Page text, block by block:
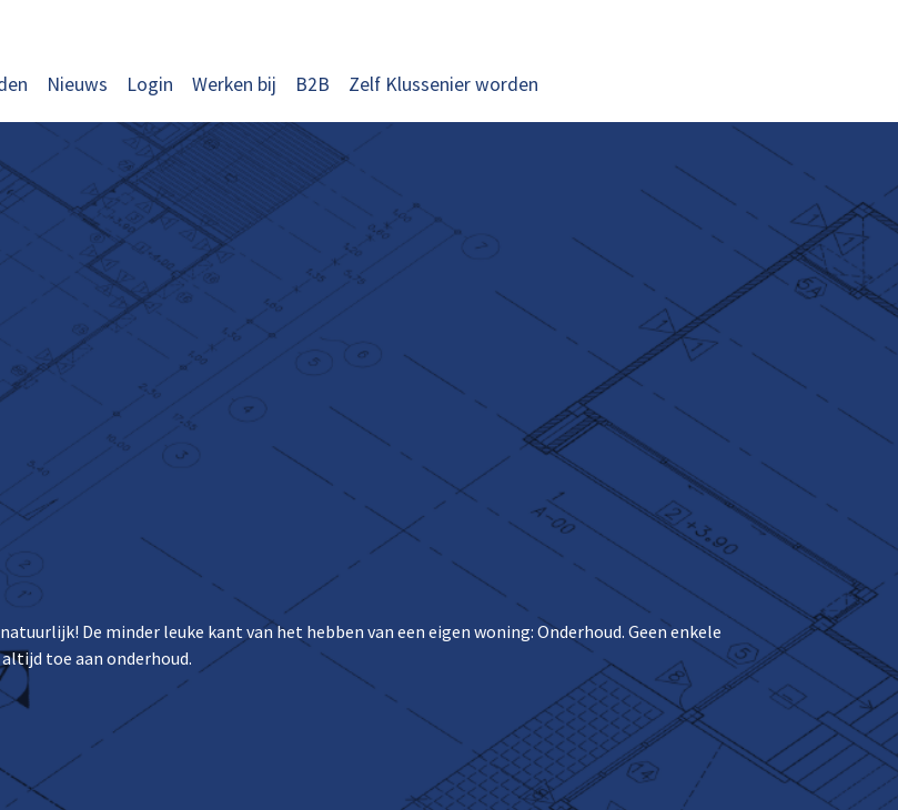
Nieuws Login Werken bij B2B Zelf Klussenier worden
De minder leuke kant van het hebben van een eigen woning: Onderhoud. Geen enkele
toe aan onderhoud.